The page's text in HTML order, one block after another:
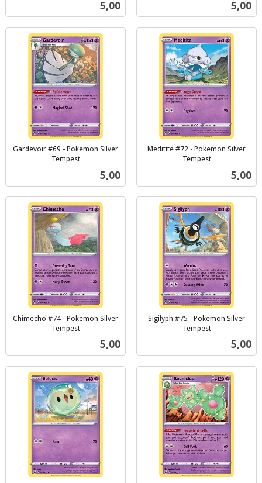
Pris
5,00 Pris
5,00
Gardevoir #69 - Pokemon Silver
Tempest
Pris
5,00
Meditite #72 - Pokemon Silver
Tempest
Pris
5,00
Chimecho #74 - Pokemon Silver
Tempest
Pris
5,00
Sigilyph #75 - Pokemon Silver
Tempest
Pris
5,00